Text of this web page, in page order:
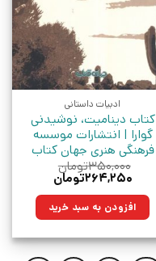
ادبیات داستانی
کتاب دینامیت، نوشیدنی
گوارا | انتشارات موسسه
فرهنگی هنری جهان کتاب
۳۵۰,۰۰۰تومان
قیمت
۳۵۰,۰۰۰تومان
بود.
۲۶۴,۲۵۰تومان
۲۶۴,۲۵۰تومان.افزودن به سبد خرید